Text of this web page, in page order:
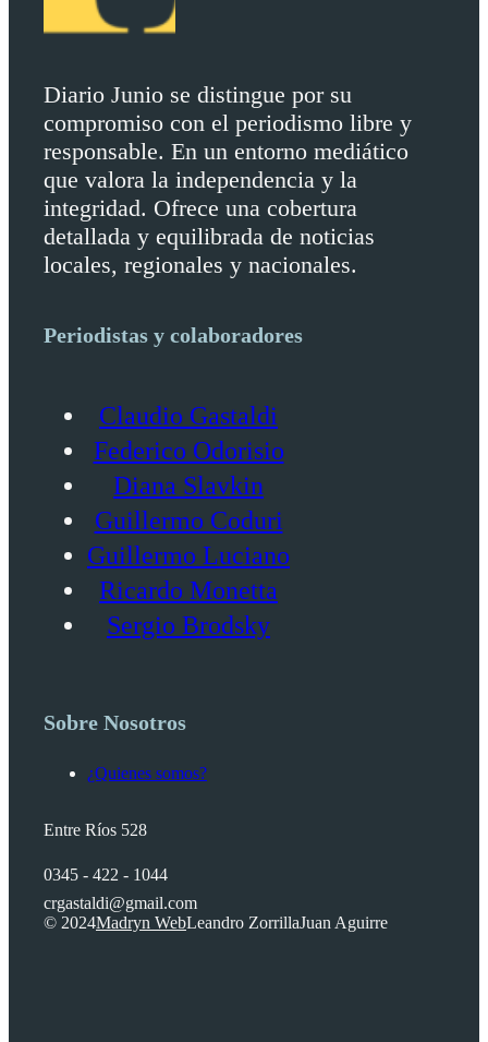
Diario Junio se distingue por su
compromiso con el periodismo libre y
responsable. En un entorno mediático
que valora la independencia y la
integridad. Ofrece una cobertura
detallada y equilibrada de noticias
locales, regionales y nacionales.
Periodistas y colaboradores
Claudio Gastaldi
Federico Odorisio
Diana Slavkin
Guillermo Coduri
Guillermo Luciano
Ricardo Monetta
Sergio Brodsky
Sobre Nosotros
¿Quienes somos?
Entre Ríos 528
0345 - 422 - 1044
crgastaldi@gmail.com
© 2024Madryn WebLeandro ZorrillaJuan Aguirre